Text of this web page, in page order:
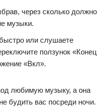
через сколько должно
музыки.
или слушаете
ползунок «Конец
«Вкл».
любимую музыку, а она
будить вас посреди ночи.